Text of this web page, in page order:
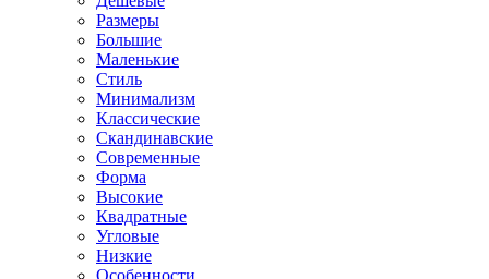
Размеры
Большие
Маленькие
Стиль
Минимализм
Классические
Скандинавские
Современные
Форма
Высокие
Квадратные
Угловые
Низкие
Особенности